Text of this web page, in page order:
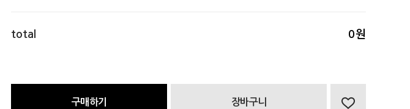
total 0원
구매하기 장바구니